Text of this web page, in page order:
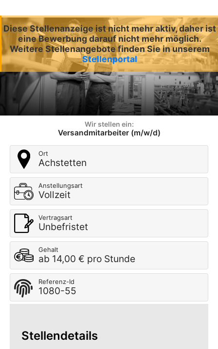
Diese Stellenanzeige ist nicht mehr aktiv, daher ist
eine Bewerbung darauf nicht mehr möglich.
Weitere Stellenangebote finden Sie in unserem
Stellenportal
Wir stellen ein:
Versandmitarbeiter (m/w/d)
Ort
Achstetten
Anstellungsart
Vollzeit
Vertragsart
Unbefristet
Gehalt
ab 14,00 € pro Stunde
Referenz-Id
1080-55
Stellendetails